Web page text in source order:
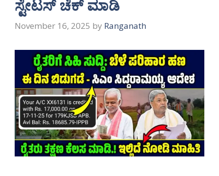
ಸ್ಟೇಟಸ್ ಚೆಕ್ ಮಾಡಿ
November 16, 2025 by Ranganath